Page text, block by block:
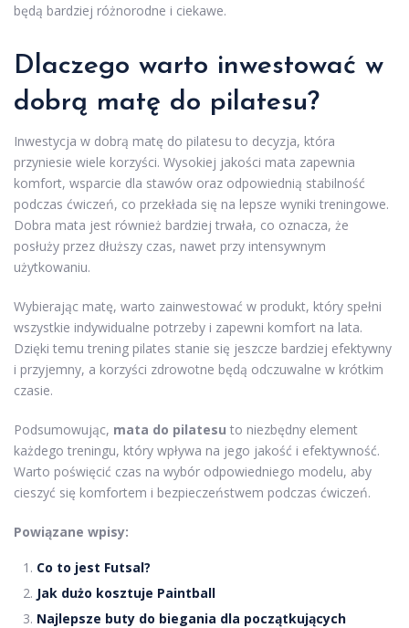
będą bardziej różnorodne i ciekawe.
Dlaczego warto inwestować w
dobrą matę do pilatesu?
Inwestycja w dobrą matę do pilatesu to decyzja, która
przyniesie wiele korzyści. Wysokiej jakości mata zapewnia
komfort, wsparcie dla stawów oraz odpowiednią stabilność
podczas ćwiczeń, co przekłada się na lepsze wyniki treningowe.
Dobra mata jest również bardziej trwała, co oznacza, że
posłuży przez dłuższy czas, nawet przy intensywnym
użytkowaniu.
Wybierając matę, warto zainwestować w produkt, który spełni
wszystkie indywidualne potrzeby i zapewni komfort na lata.
Dzięki temu trening pilates stanie się jeszcze bardziej efektywny
i przyjemny, a korzyści zdrowotne będą odczuwalne w krótkim
czasie.
Podsumowując, mata do pilatesu to niezbędny element
każdego treningu, który wpływa na jego jakość i efektywność.
Warto poświęcić czas na wybór odpowiedniego modelu, aby
cieszyć się komfortem i bezpieczeństwem podczas ćwiczeń.
Powiązane wpisy:
Co to jest Futsal?
Jak dużo kosztuje Paintball
Najlepsze buty do biegania dla początkujących